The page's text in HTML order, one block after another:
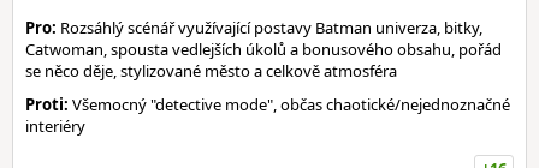
Pro: Rozsáhlý scénář využívající postavy Batman univerza, bitky,
Catwoman, spousta vedlejších úkolů a bonusového obsahu, pořád
se něco děje, stylizované město a celkově atmosféra
Proti: Všemocný "detective mode", občas chaotické/nejednoznačné
interiéry